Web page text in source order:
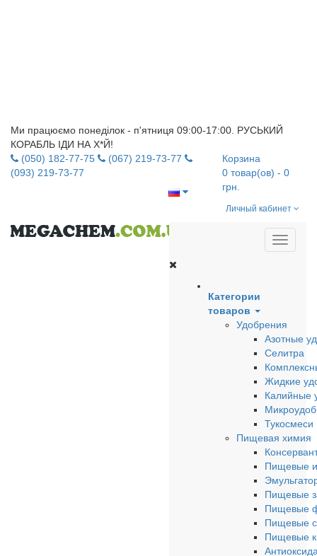
Ми працюємо понеділок - п'ятниця 09:00-17:00. РУСЬКИЙ
КОРАБЛЬ ІДИ НА Х*Й!
(050) 182-77-75
(067) 219-73-77
(093) 219-73-77
Корзина
0товар(ов) - 0
грн.
Личный кабинет
Категории
товаров
Удобрения
Азотные
Селитра
Жидкие
Калийные
Тукосмеси
Пищевая химия
Пищевые
Пищевые
Пищевые
Пищевые
Пищевые